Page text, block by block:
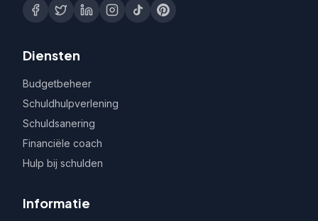
Diensten
Budgetbeheer
Schuldhulpverlening
Schuldsanering
Financiële coach
Hulp bij schulden
Informatie